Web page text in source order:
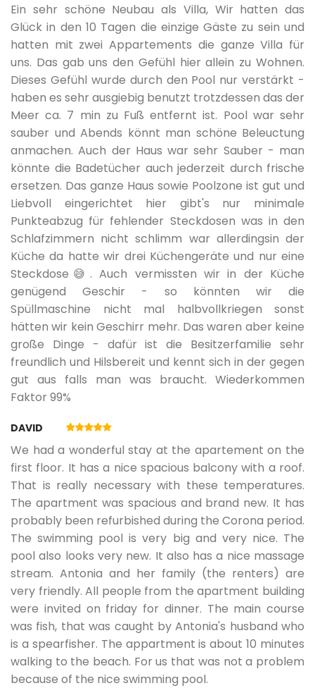
Ein sehr schöne Neubau als Villa, Wir hatten das
Glück in den 10 Tagen die einzige Gäste zu sein und
hatten mit zwei Appartements die ganze Villa für
uns. Das gab uns den Gefühl hier allein zu Wohnen.
Dieses Gefühl wurde durch den Pool nur verstärkt -
haben es sehr ausgiebig benutzt trotzdessen das der
Meer ca. 7 min zu Fuß entfernt ist. Pool war sehr
sauber und Abends könnt man schöne Beleuctung
anmachen. Auch der Haus war sehr Sauber - man
könnte die Badetücher auch jederzeit durch frische
ersetzen. Das ganze Haus sowie Poolzone ist gut und
Liebvoll eingerichtet hier gibt's nur minimale
Punkteabzug für fehlender Steckdosen was in den
Schlafzimmern nicht schlimm war allerdingsin der
Küche da hatte wir drei Küchengeräte und nur eine
Steckdose😅. Auch vermissten wir in der Küche
genügend Geschir - so könnten wir die
Spüllmaschine nicht mal halbvollkriegen sonst
hätten wir kein Geschirr mehr. Das waren aber keine
große Dinge - dafür ist die Besitzerfamilie sehr
freundlich und Hilsbereit und kennt sich in der gegen
gut aus falls man was braucht. Wiederkommen
Faktor 99%
DAVID
We had a wonderful stay at the apartement on the
first floor. It has a nice spacious balcony with a roof.
That is really necessary with these temperatures.
The apartment was spacious and brand new. It has
probably been refurbished during the Corona period.
The swimming pool is very big and very nice. The
pool also looks very new. It also has a nice massage
stream. Antonia and her family (the renters) are
very friendly. All people from the apartment building
were invited on friday for dinner. The main course
was fish, that was caught by Antonia's husband who
is a spearfisher. The appartment is about 10 minutes
walking to the beach. For us that was not a problem
because of the nice swimming pool.